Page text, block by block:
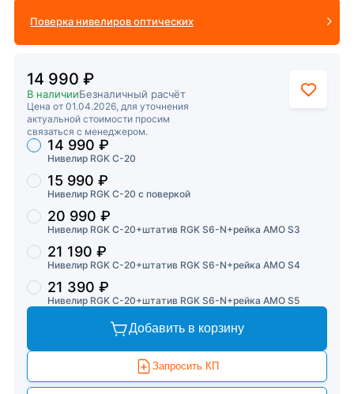
Поверка нивелиров оптических
14 990 ₽
В наличииБезналичный расчёт
Цена от 01.04.2026, для уточнения
актуальной стоимости просим
связаться с менеджером.
Торговые предложения
Нивелир RGK C-20
14 990 ₽
Нивелир RGK C-20 с поверкой
15 990 ₽
Нивелир RGK C-20+штатив RGK S6-N+рейка AMO S3
20 990 ₽
Нивелир RGK C-20+штатив RGK S6-N+рейка AMO S4
21 190 ₽
Нивелир RGK C-20+штатив RGK S6-N+рейка AMO S5
21 390 ₽
Добавить в корзину
Запросить КП